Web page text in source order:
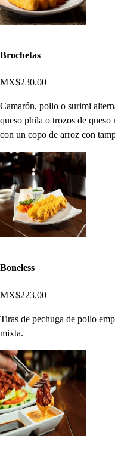
Brochetas
MX$230.00
Camarón, pollo o surimi
queso phila o trozos de queso
con un copo de arroz con
Boneless
MX$223.00
Tiras de pechuga de pollo
mixta.